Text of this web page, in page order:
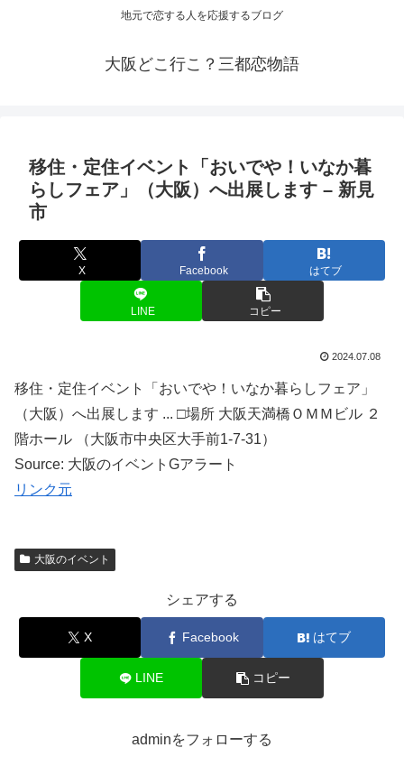
地元で恋する人を応援するブログ
大阪どこ行こ？三都恋物語
移住・定住イベント
「おいでや！いなか暮
らしフェア」（大阪 ）へ出展します – 新見
市
X Facebook はてブ
LINE コピー
2024.07.08
移住・定住イベント「おいでや！いなか暮らしフェア」
（大阪）へ出展します ... □場所 大阪天満橋ＯＭＭビル ２
階ホール （大阪市中央区大手前1-7-31）
Source: 大阪のイベントGアラート
リンク元
大阪のイベント
シェアする
X Facebook はてブ
LINE コピー
adminをフォローする